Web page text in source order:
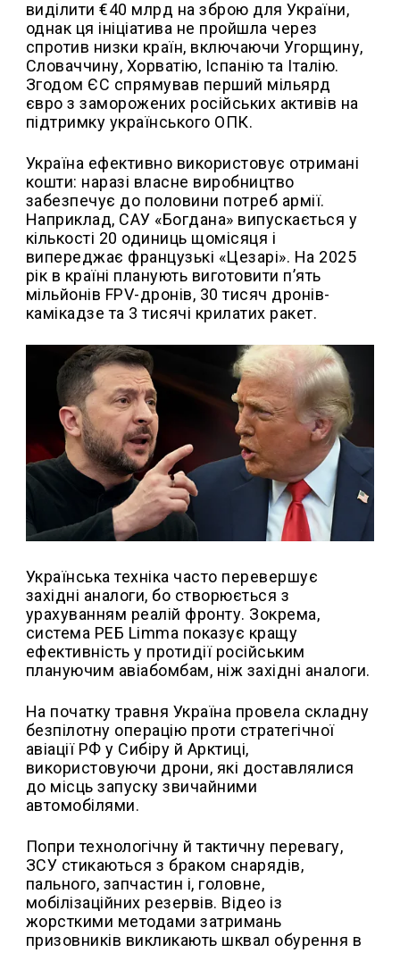
виділити €40 млрд на зброю для України,
однак ця ініціатива не пройшла через
спротив низки країн, включаючи Угорщину,
Словаччину, Хорватію, Іспанію та Італію.
Згодом ЄС спрямував перший мільярд
євро з заморожених російських активів на
підтримку українського ОПК.
Україна ефективно використовує отримані
кошти: наразі власне виробництво
забезпечує до половини потреб армії.
Наприклад, САУ «Богдана» випускається у
кількості 20 одиниць щомісяця і
випереджає французькі «Цезарі». На 2025
рік в країні планують виготовити п’ять
мільйонів FPV-дронів, 30 тисяч дронів-
камікадзе та 3 тисячі крилатих ракет.
Українська техніка часто перевершує
західні аналоги, бо створюється з
урахуванням реалій фронту. Зокрема,
система РЕБ Limma показує кращу
ефективність у протидії російським
плануючим авіабомбам, ніж західні аналоги.
На початку травня Україна провела складну
безпілотну операцію проти стратегічної
авіації РФ у Сибіру й Арктиці,
використовуючи дрони, які доставлялися
до місць запуску звичайними
автомобілями.
Попри технологічну й тактичну перевагу,
ЗСУ стикаються з браком снарядів,
пального, запчастин і, головне,
мобілізаційних резервів. Відео із
жорсткими методами затримань
призовників викликають шквал обурення в